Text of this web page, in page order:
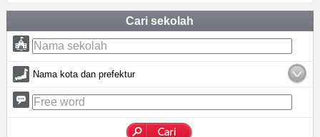
Cari sekolah
Nama kota dan prefektur